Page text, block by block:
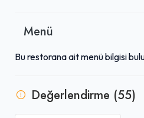
Menü
Bu restorana ait menü bilgisi
Değerlendirme (55)